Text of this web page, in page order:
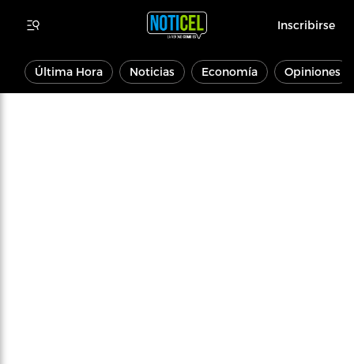
Inscribirse
Última Hora Noticias Economía Opiniones